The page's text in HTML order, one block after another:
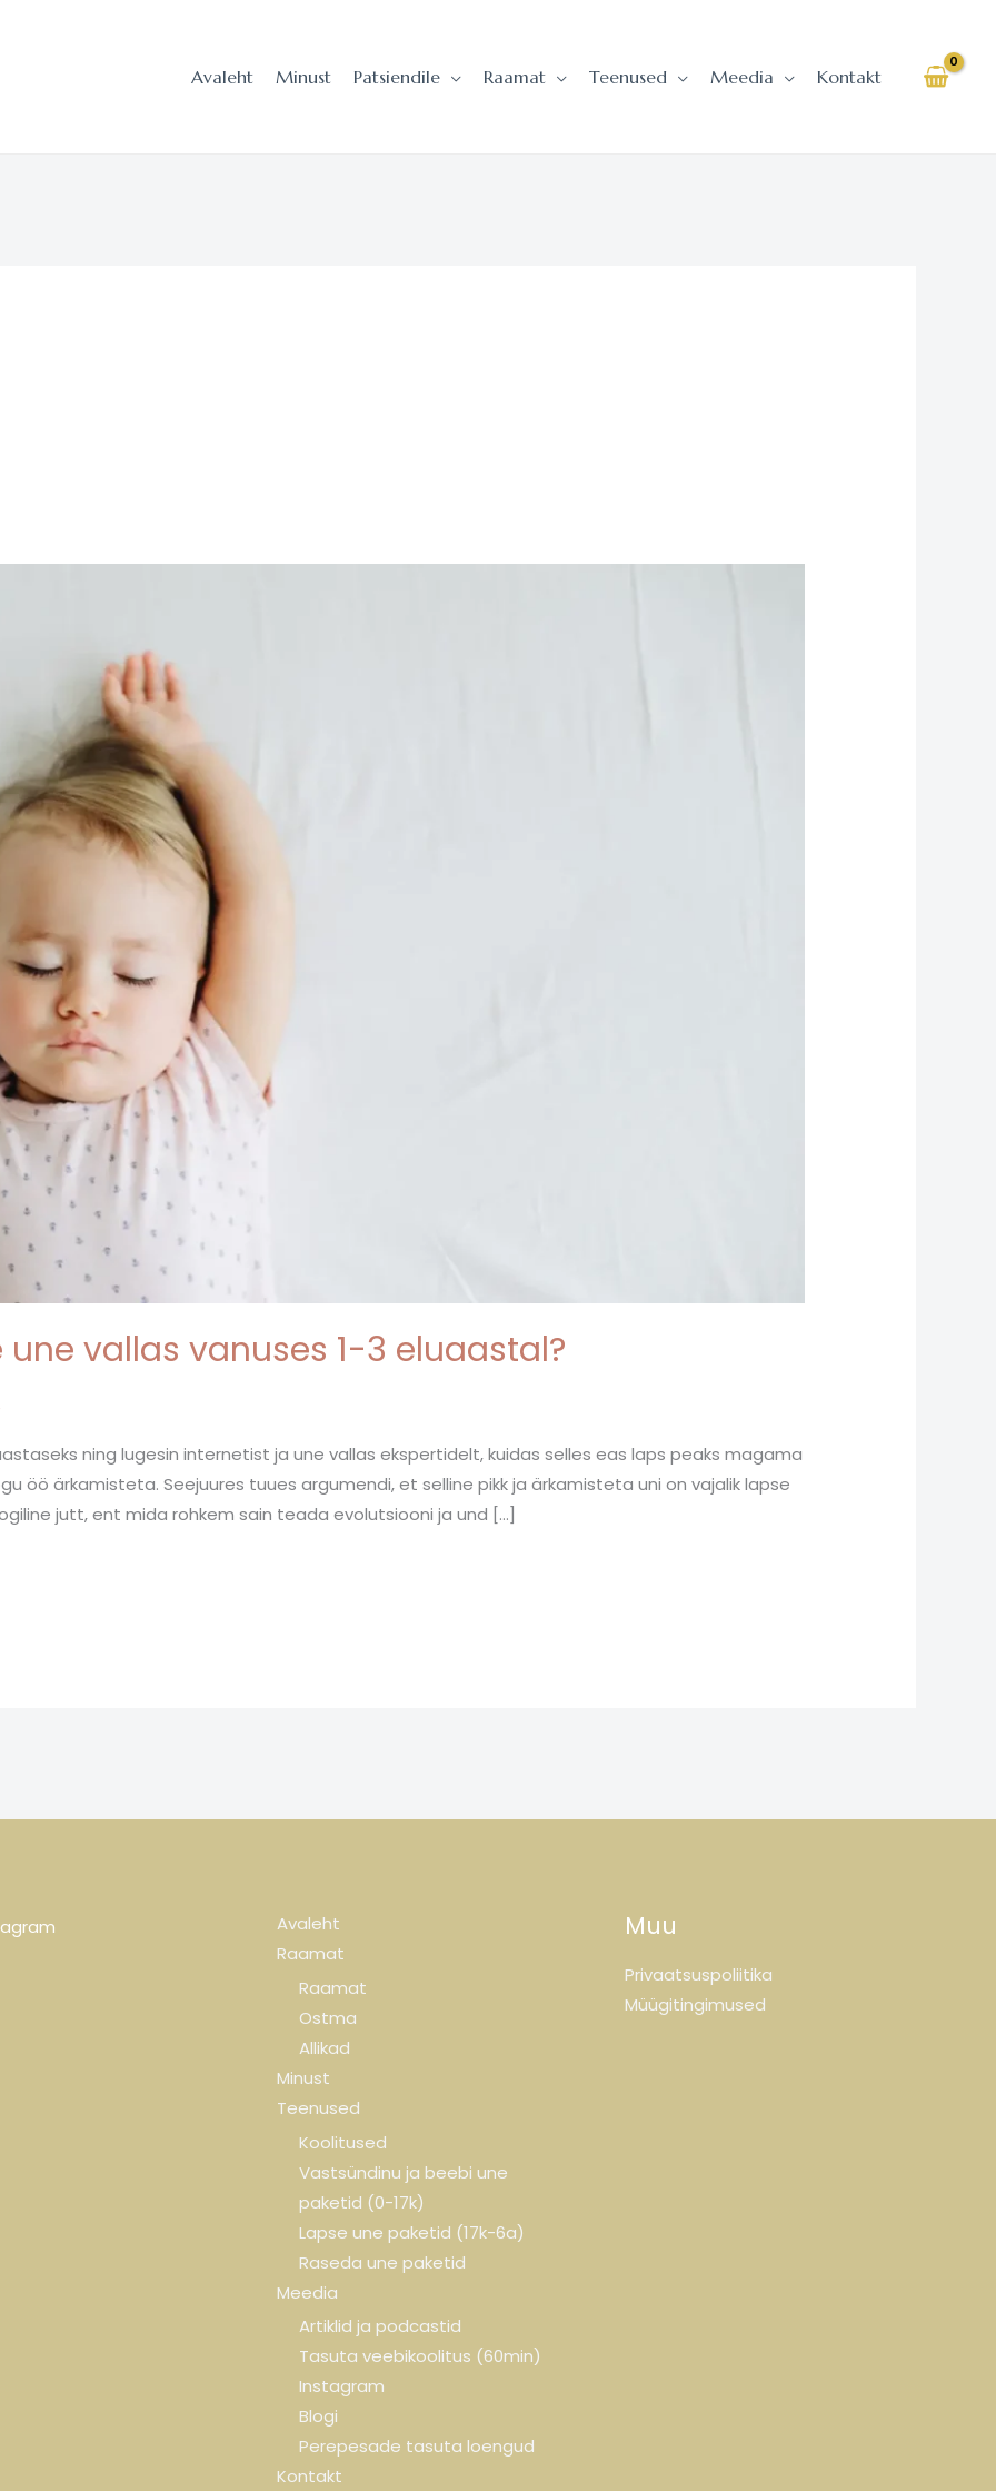
Avaleht Minust Patsiendile Raamat Teenused Meedia Kontakt
vallas vanuses 1-3 eluaastal?
ning lugesin internetist ja une vallas ekspertidelt, kuidas selles eas laps peaks magama
öö ärkamisteta. Seejuures tuues argumendi, et selline pikk ja ärkamisteta uni on vajalik lapse
jutt, ent mida rohkem sain teada evolutsiooni ja und […]
Avaleht
Raamat
Raamat
Ostma
Allikad
Minust
Teenused
Koolitused
Vastsündinu ja beebi une
paketid (0-17k)
Lapse une paketid (17k-6a)
Raseda une paketid
Meedia
Artiklid ja podcastid
Tasuta veebikoolitus (60min)
Instagram
Blogi
Perepesade tasuta loengud
Kontakt
Muu
Privaatsuspoliitika
Müügitingimused